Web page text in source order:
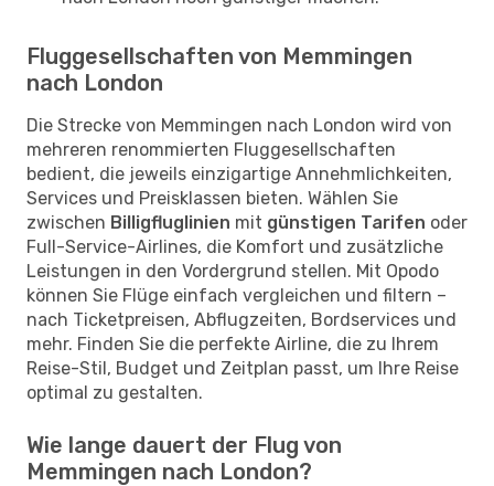
Fluggesellschaften von Memmingen
nach London
Die Strecke von Memmingen nach London wird von
mehreren renommierten Fluggesellschaften
bedient, die jeweils einzigartige Annehmlichkeiten,
Services und Preisklassen bieten. Wählen Sie
zwischen Billigfluglinien mit günstigen Tarifen oder
Full-Service-Airlines, die Komfort und zusätzliche
Leistungen in den Vordergrund stellen. Mit Opodo
können Sie Flüge einfach vergleichen und filtern –
nach Ticketpreisen, Abflugzeiten, Bordservices und
mehr. Finden Sie die perfekte Airline, die zu Ihrem
Reise-Stil, Budget und Zeitplan passt, um Ihre Reise
optimal zu gestalten.
Wie lange dauert der Flug von
Memmingen nach London?